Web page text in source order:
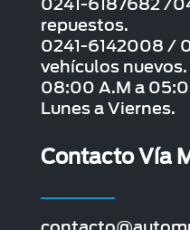
0241-6187682 /
repuestos.
0241-6142008 /
vehículos nuevos.
08:00 A.M a
Lunes a Viernes.
Contacto Vía